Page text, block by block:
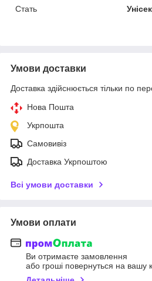
Стать
Умови доставки
Доставка здійснюється тільки по
Нова Пошта
Укрпошта
Самовивіз
Доставка Укрпоштою
Всі умови доставки
Умови оплати
Ви отримаєте замовлення
або гроші повернуться на вашу